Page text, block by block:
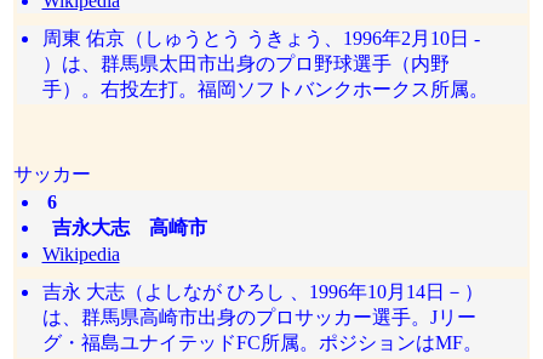
周東 佑京（しゅうとう うきょう、1996年2月10日 -
）は、群馬県太田市出身のプロ野球選手（内野
手）。右投左打。福岡ソフトバンクホークス所属。
サッカー
6
吉永大志 高崎市
Wikipedia
吉永 大志（よしなが ひろし 、1996年10月14日－）
は、群馬県高崎市出身のプロサッカー選手。Jリー
グ・福島ユナイテッドFC所属。ポジションはMF。